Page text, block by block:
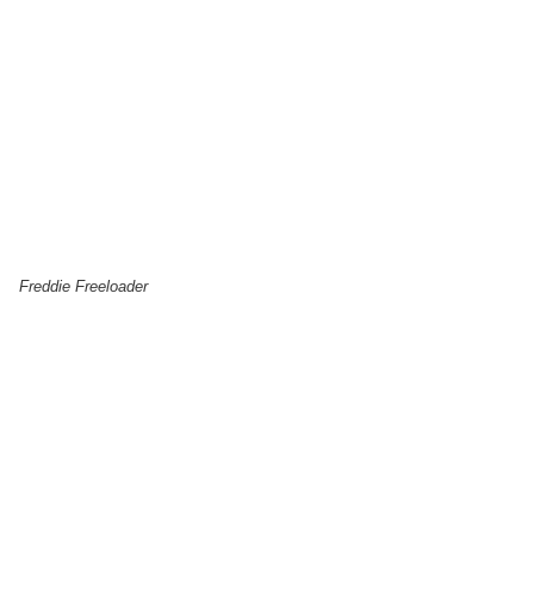
Freddie Freeloader